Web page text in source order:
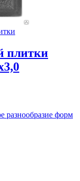
плитки
разнообразие форм